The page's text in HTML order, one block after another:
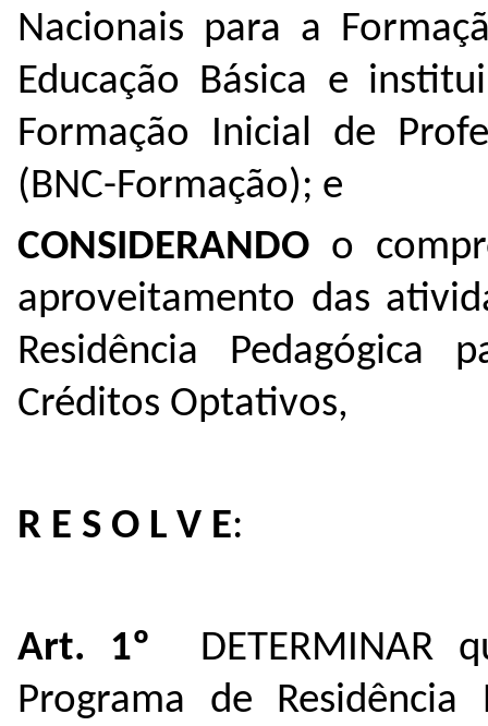
Nacionais para a
Educação Básica e
Formação Inicial de
(BNC-Formação); e
CONSIDERANDO o
aproveitamento das
Residência
Créditos Optativos,
R E S O L V E:
Art. 1º DETERMINAR
Programa de Residência